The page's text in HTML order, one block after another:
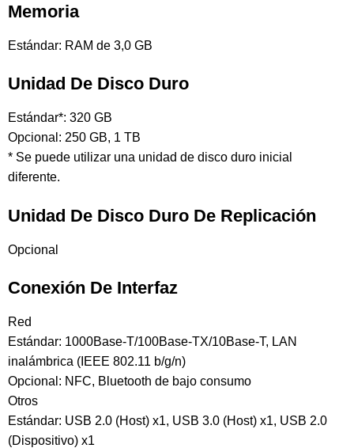
Memoria
Estándar: RAM de 3,0 GB
Unidad De Disco Duro
Estándar*: 320 GB
Opcional: 250 GB, 1 TB
* Se puede utilizar una unidad de disco duro inicial
diferente.
Unidad De Disco Duro De Replicación
Opcional
Conexión De Interfaz
Red
Estándar: 1000Base-T/100Base-TX/10Base-T, LAN
inalámbrica (IEEE 802.11 b/g/n)
Opcional: NFC, Bluetooth de bajo consumo
Otros
Estándar: USB 2.0 (Host) x1, USB 3.0 (Host) x1, USB 2.0
(Dispositivo) x1